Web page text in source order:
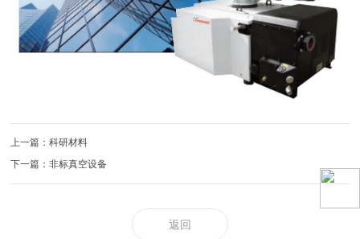
上一篇：科研材料
下一篇：非标真空设备
返回